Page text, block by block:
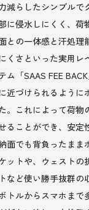
減らしたシンプルで
に侵水しにくく、荷
との一体感と汗処理
くさといった実用レ
ム「SAAS FEE
近づけられるように
。これによって荷物
ることができ、安定
面でも背負ったまま
ットや、ウェストの
など使い勝手抜群の
トルからスマホまで